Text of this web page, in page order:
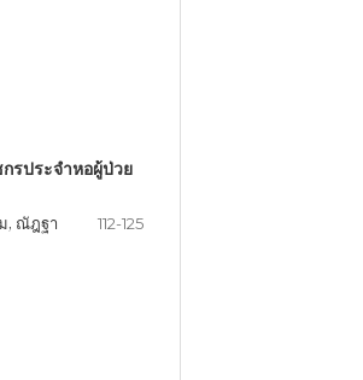
รประจำหอผู้ป่วย
, ณัฎฐา
112-125